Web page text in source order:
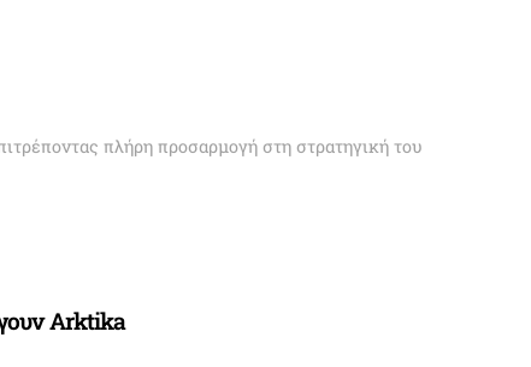
πλήρη προσαρμογή στη στρατηγική του
Arktika